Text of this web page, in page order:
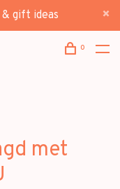
gift ideas
0
met